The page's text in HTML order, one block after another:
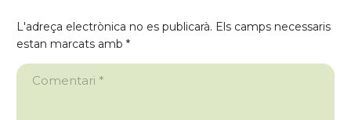
L'adreça electrònica no es publicarà. Els camps necessaris
estan marcats amb *